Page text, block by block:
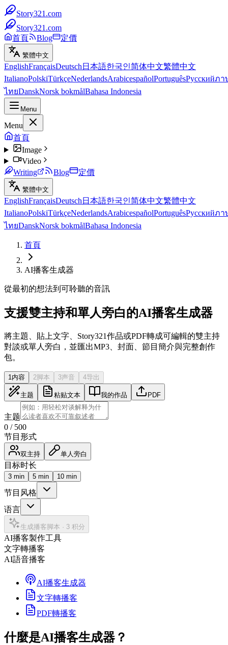
Story321.com
Story321.com
首頁
Blog 定價
繁體中文
EnglishFrançaisDeutsch 日本語한국인简体中文繁體中文
ItalianoPolskiTürkçeNederlandsArabicespañolPortuguêsРусскийภา
ไทยDanskNorsk bokmålBahasa Indonesia
Menu
Menu
首頁
Image
Video
Writing
Blog 定價
繁體中文
EnglishFrançaisDeutsch 日本語한국인简体中文繁體中文
ItalianoPolskiTürkçeNederlandsArabicespañolPortuguêsРусскийภา
ไทยDanskNorsk bokmålBahasa Indonesia
首頁
AI播客生成器
從最初的想法到可聆聽的音訊
支援雙主持和單人旁白的AI播客生成器
將主題、貼上文字、Story321作品或PDF轉成可編輯的雙主持
對談或單人旁白，並匯出MP3、封面、節目簡介與完整創作
包。
1 内容 2脚本 3声音 4导出
主题 粘贴文本 我的作品 PDF
主题
0 / 500
节目形式
双主持 单人旁白
目标时长
3 min 5 min 10 min
节目风格
语言
生成播客脚本 · 3 积分
AI播客製作工具
文字轉播客
AI語音播客
AI播客生成器
文字轉播客
PDF轉播客
什麼是AI播客生成器？